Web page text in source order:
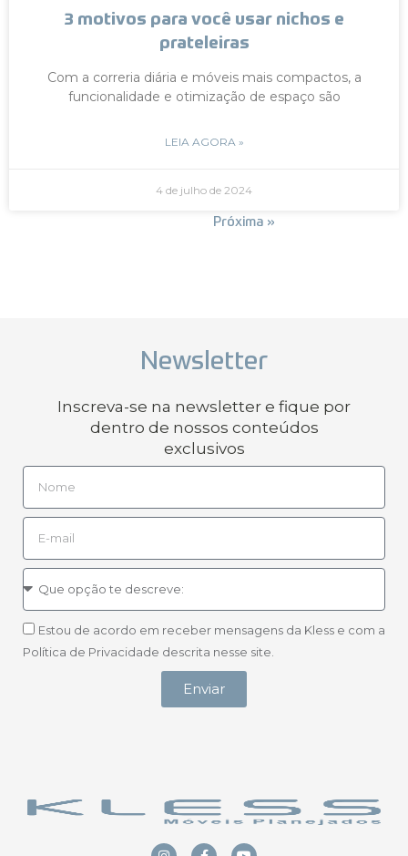
3 motivos para você usar nichos e
prateleiras
Com a correria diária e móveis mais compactos, a
funcionalidade e otimização de espaço são
LEIA AGORA »
4 de julho de 2024
Próxima »
Newsletter
Inscreva-se na newsletter e fique por
dentro de nossos conteúdos
exclusivos
Estou de acordo em receber mensagens da Kless e com a
Política de Privacidade descrita nesse site.
Enviar